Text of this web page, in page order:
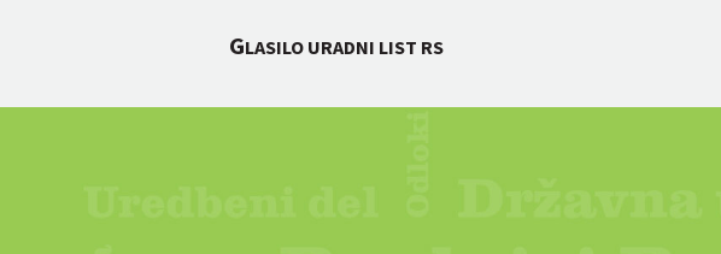
GLASILO URADNI LIST RS